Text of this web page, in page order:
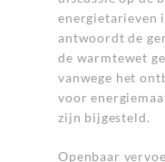
energietarieven
antwoordt de
de warmtewet
vanwege het
voor
zijn bijgesteld.
Openbaar